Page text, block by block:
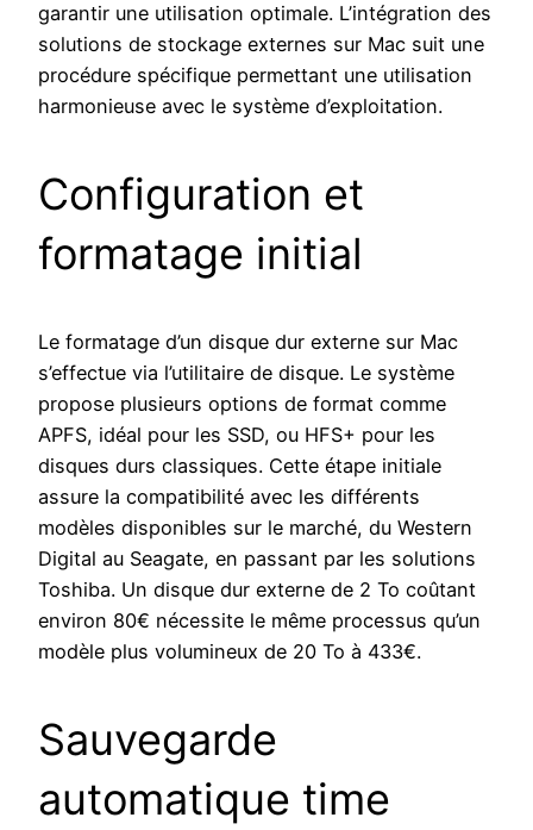
garantir une utilisation optimale. L’intégration des
solutions de stockage externes sur Mac suit une
procédure spécifique permettant une utilisation
harmonieuse avec le système d’exploitation.
Configuration et
formatage initial
Le formatage d’un disque dur externe sur Mac
s’effectue via l’utilitaire de disque. Le système
propose plusieurs options de format comme
APFS, idéal pour les SSD, ou HFS+ pour les
disques durs classiques. Cette étape initiale
assure la compatibilité avec les différents
modèles disponibles sur le marché, du Western
Digital au Seagate, en passant par les solutions
Toshiba. Un disque dur externe de 2 To coûtant
environ 80€ nécessite le même processus qu’un
modèle plus volumineux de 20 To à 433€.
Sauvegarde
automatique time